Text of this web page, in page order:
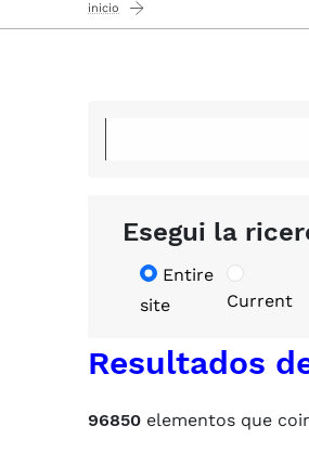
inicio
Esegui la
Entire
site
Current
Resultados
96850 elementos que